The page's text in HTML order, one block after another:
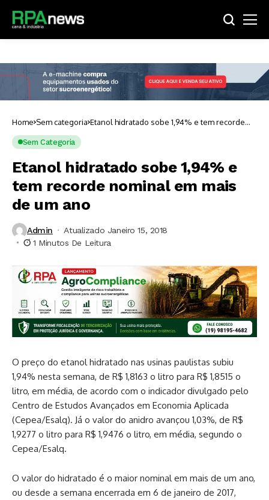
Home Sem categoria Etanol hidratado sobe 1,94% e tem recorde
nominal em mais de um ano
Sem Categoria
Etanol hidratado sobe 1,94% e
tem recorde nominal em mais
de um ano
Admin
Atualizado Janeiro 15, 2018
1 Minutos De Leitura
O preço do etanol hidratado nas usinas paulistas subiu
1,94% nesta semana, de R$ 1,8163 o litro para R$ 1,8515 o
litro, em média, de acordo com o indicador divulgado pelo
Centro de Estudos Avançados em Economia Aplicada
(Cepea/Esalq). Já o valor do anidro avançou 1,03%, de R$
1,9277 o litro para R$ 1,9476 o litro, em média, segundo o
Cepea/Esalq.
O valor do hidratado é o maior nominal em mais de um ano,
ou desde a semana encerrada em 6 de janeiro de 2017,